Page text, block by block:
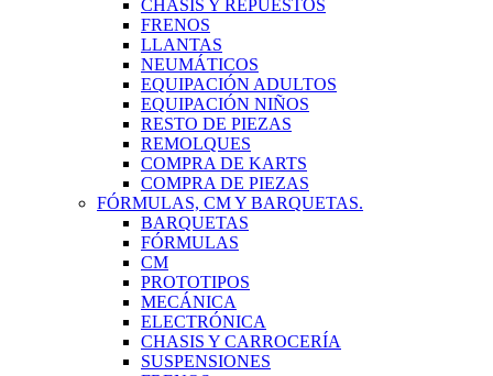
CHASIS Y REPUESTOS
FRENOS
LLANTAS
NEUMÁTICOS
EQUIPACIÓN ADULTOS
EQUIPACIÓN NIÑOS
RESTO DE PIEZAS
REMOLQUES
COMPRA DE KARTS
COMPRA DE PIEZAS
FÓRMULAS, CM Y BARQUETAS.
BARQUETAS
FÓRMULAS
CM
PROTOTIPOS
MECÁNICA
ELECTRÓNICA
CHASIS Y CARROCERÍA
SUSPENSIONES